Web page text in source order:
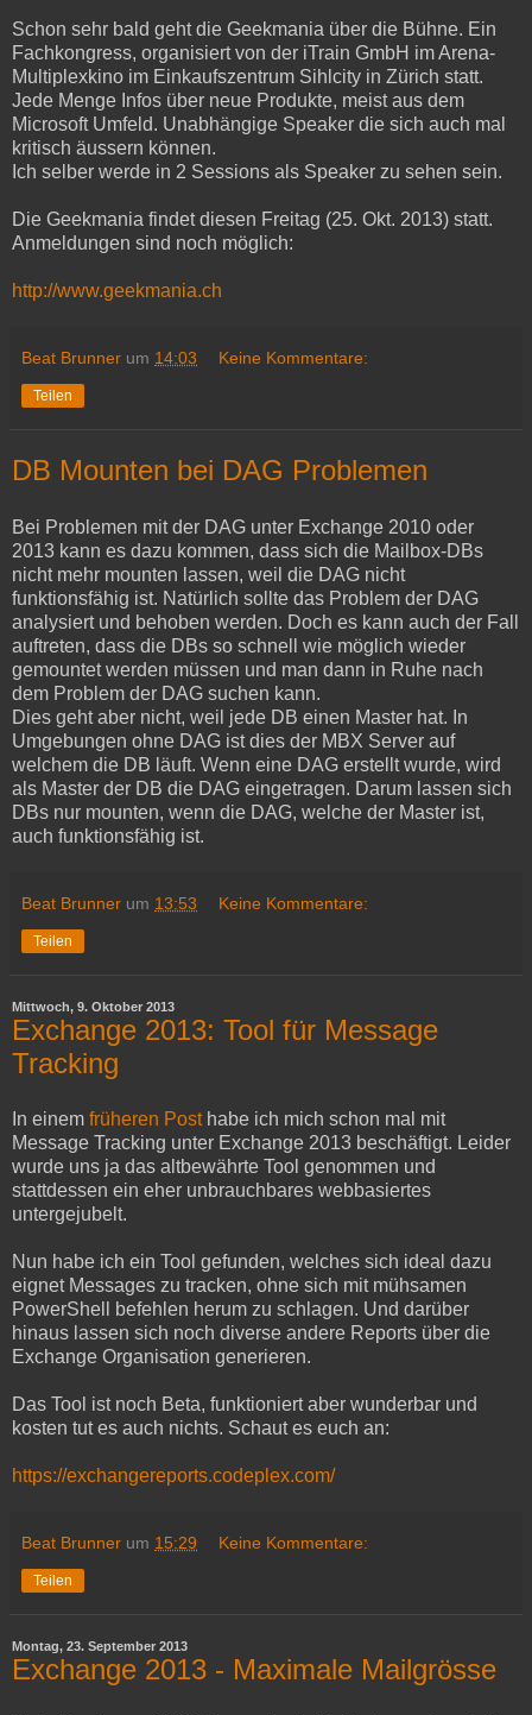
Schon sehr bald geht die Geekmania über die Bühne. Ein
Fachkongress, organisiert von der iTrain GmbH im Arena-
Multiplexkino im Einkaufszentrum Sihlcity in Zürich statt.
Jede Menge Infos über neue Produkte, meist aus dem
Microsoft Umfeld. Unabhängige Speaker die sich auch mal
kritisch äussern können.
Ich selber werde in 2 Sessions als Speaker zu sehen sein.
Die Geekmania findet diesen Freitag (25. Okt. 2013) statt.
Anmeldungen sind noch möglich:
http://www.geekmania.ch
Beat Brunner um 14:03 Keine Kommentare:
Teilen
DB Mounten bei DAG Problemen
Bei Problemen mit der DAG unter Exchange 2010 oder
2013 kann es dazu kommen, dass sich die Mailbox-DBs
nicht mehr mounten lassen, weil die DAG nicht
funktionsfähig ist. Natürlich sollte das Problem der DAG
analysiert und behoben werden. Doch es kann auch der Fall
auftreten, dass die DBs so schnell wie möglich wieder
gemountet werden müssen und man dann in Ruhe nach
dem Problem der DAG suchen kann.
Dies geht aber nicht, weil jede DB einen Master hat. In
Umgebungen ohne DAG ist dies der MBX Server auf
welchem die DB läuft. Wenn eine DAG erstellt wurde, wird
als Master der DB die DAG eingetragen. Darum lassen sich
DBs nur mounten, wenn die DAG, welche der Master ist,
auch funktionsfähig ist.
Beat Brunner um 13:53 Keine Kommentare:
Teilen
Mittwoch, 9. Oktober 2013
Exchange 2013: Tool für Message
Tracking
In einem früheren Posthabe ich mich schon mal mit
Message Tracking unter Exchange 2013 beschäftigt. Leider
wurde uns ja das altbewährte Tool genommen und
stattdessen ein eher unbrauchbares webbasiertes
untergejubelt.
Nun habe ich ein Tool gefunden, welches sich ideal dazu
eignet Messages zu tracken, ohne sich mit mühsamen
PowerShell befehlen herum zu schlagen. Und darüber
hinaus lassen sich noch diverse andere Reports über die
Exchange Organisation generieren.
Das Tool ist noch Beta, funktioniert aber wunderbar und
kosten tut es auch nichts. Schaut es euch an:
https://exchangereports.codeplex.com/
Beat Brunner um 15:29 Keine Kommentare:
Teilen
Montag, 23. September 2013
Exchange 2013 - Maximale Mailgrösse